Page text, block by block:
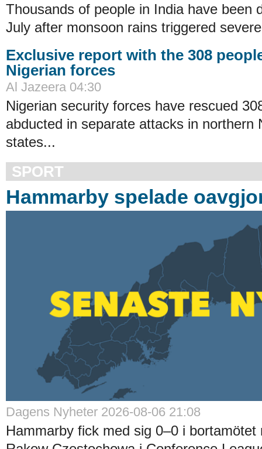
Thousands of people in India have been
July after monsoon rains triggered
Exclusive report with the 308
Nigerian forces
Al Jazeera 04:30
Nigerian security forces have rescued
abducted in separate attacks in northern
states...
SPORT
Hammarby spelade
Dagens Nyheter 2026-08-06 21:08
Hammarby fick med sig 0–0 i bortamötet